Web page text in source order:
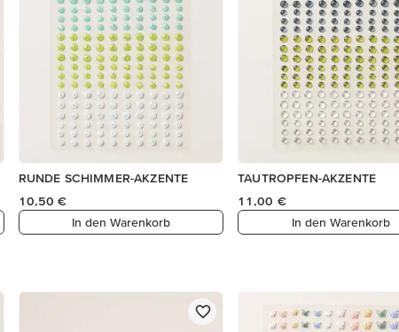
RUNDE SCHIMMER-AKZENTE
10,50 €
In den Warenkorb
TAUTROPFEN-AKZENTE
11,00 €
In den Warenkorb